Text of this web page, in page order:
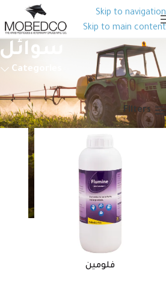
Skip to navigation
Skip to main content
سوائل
Categories
الرئيسية منتجات الصحة الحيوانية
سوائل
الصفحة 2
Filters
فلومين